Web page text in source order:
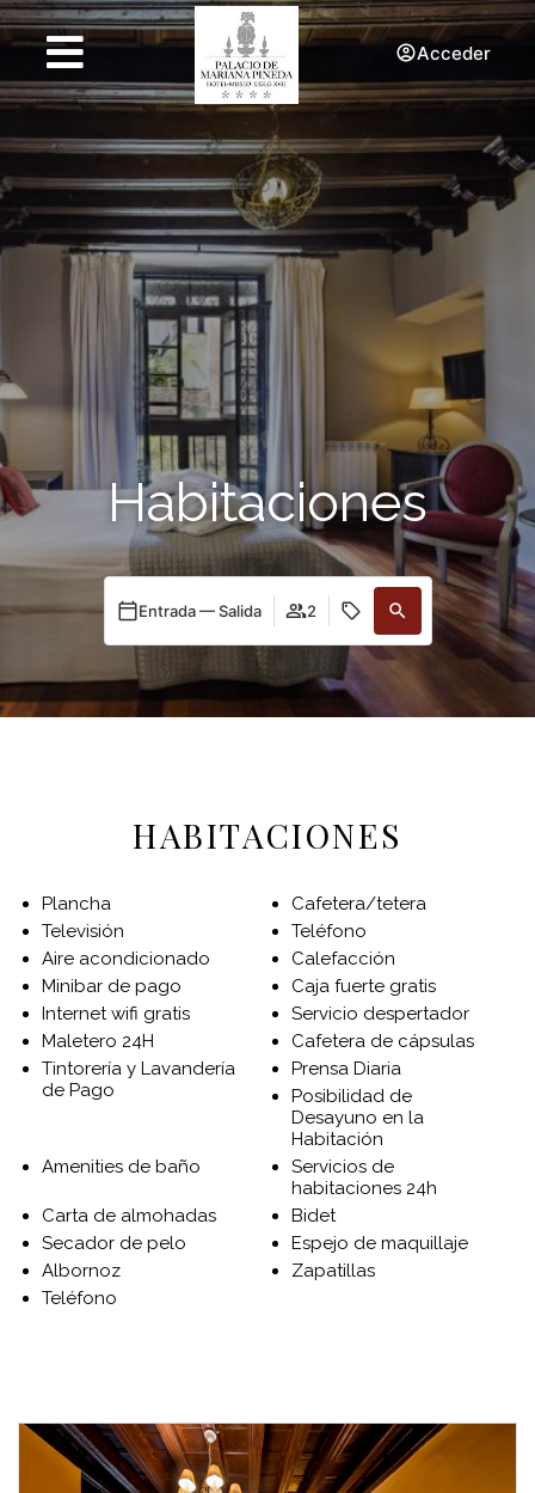
Acceder
Habitaciones
Entrada — Salida 2
HABITACIONES
Plancha
Cafetera/tetera
Televisión
Teléfono
Aire acondicionado
Calefacción
Minibar de pago
Caja fuerte gratis
Internet wifi gratis
Servicio despertador
Maletero 24H
Cafetera de cápsulas
Tintorería y Lavandería
de Pago
Prensa Diaria
Posibilidad de
Desayuno en la
Habitación
Amenities de baño
Servicios de
habitaciones 24h
Carta de almohadas
Bidet
Secador de pelo
Espejo de maquillaje
Albornoz
Zapatillas
Teléfono